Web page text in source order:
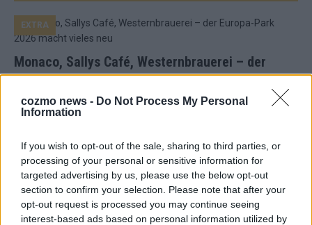
cozmo news - Do Not Process My Personal
Information
If you wish to opt-out of the sale, sharing to third parties, or
processing of your personal or sensitive information for
targeted advertising by us, please use the below opt-out
section to confirm your selection. Please note that after your
opt-out request is processed you may continue seeing
interest-based ads based on personal information utilized by
Monaco, Sallys Café, Westernbrauerei – der
Europa-Park 2026 macht vieles neu
EXTRA
Juni 2026
DARA gewinnt verdient, Israel beunruhigend –
unser Kommentar zum ESC 2026
KOMMENTAR
Mai 2026